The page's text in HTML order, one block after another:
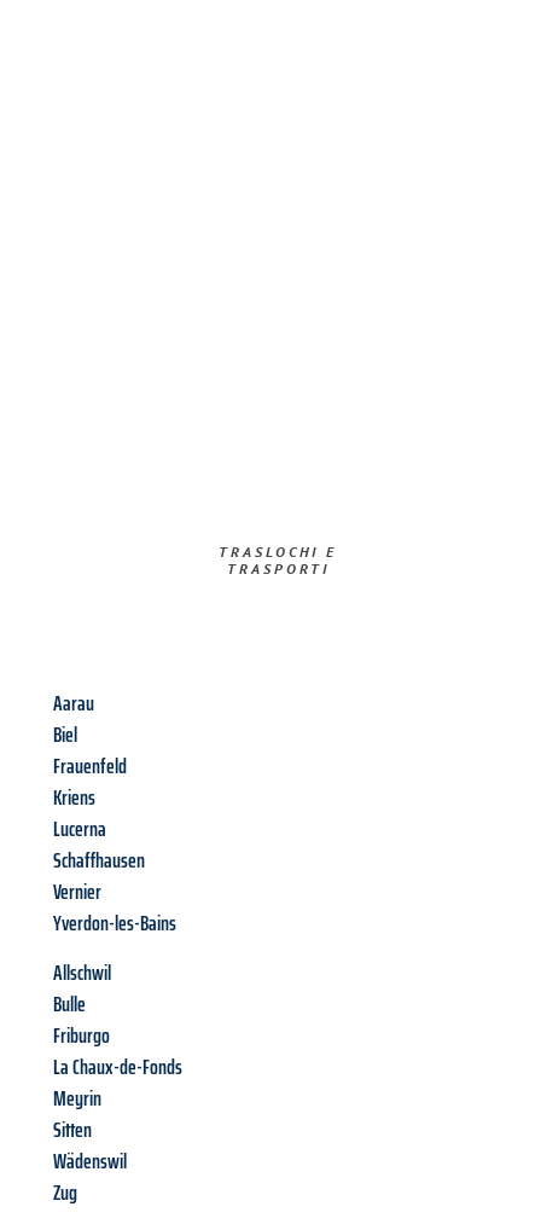
TRASLOCHI E
TRASPORTI​
Aarau
Biel
Frauenfeld
Kriens
Lucerna
Schaffhausen
Vernier
Yverdon-les-Bains
Allschwil
Bulle
Friburgo
La Chaux-de-Fonds
Meyrin
Sitten
Wädenswil
Zug